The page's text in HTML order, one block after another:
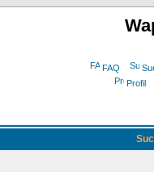
FAQ
Profil